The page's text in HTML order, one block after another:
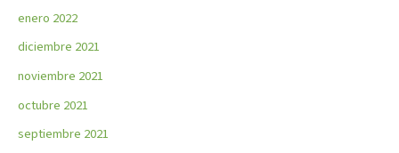
enero 2022
diciembre 2021
noviembre 2021
octubre 2021
septiembre 2021